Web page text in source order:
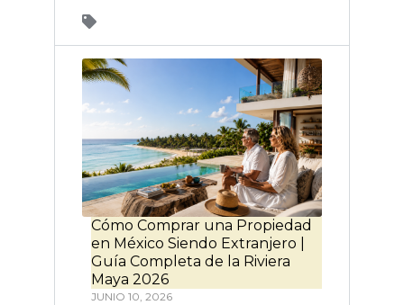
Cómo Comprar una Propiedad
en México Siendo Extranjero |
Guía Completa de la Riviera
Maya 2026
JUNIO 10, 2026